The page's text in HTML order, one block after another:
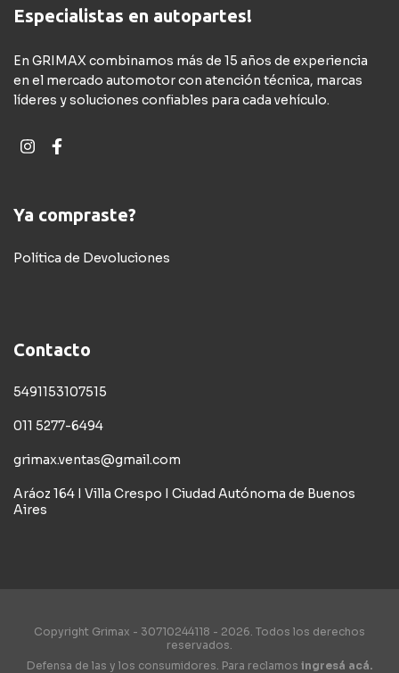
Especialistas en autopartes!
En GRIMAX combinamos más de 15 años de experiencia
en el mercado automotor con atención técnica, marcas
líderes y soluciones confiables para cada vehículo.
Ya compraste?
Política de Devoluciones
Contacto
5491153107515
011 5277-6494
grimax.ventas@gmail.com
Aráoz 164 I Villa Crespo I Ciudad Autónoma de Buenos
Aires
Copyright Grimax - 30710244118 - 2026. Todos los derechos
reservados.
Defensa de las y los consumidores. Para reclamos ingresá acá.